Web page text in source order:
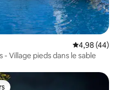
Évaluation
4,98 (44)
Village pieds dans le sable